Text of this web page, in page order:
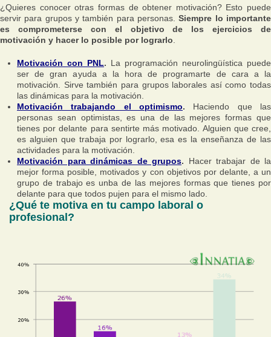
¿Quieres conocer otras formas de obtener motivación? Esto puede
servir para grupos y también para personas.Siempre lo importante
es comprometerse con el objetivo de los ejercicios de
motivación y hacer lo posible por lograrlo
Motivación con PNL. La programación neurolingüística puede
ser de gran ayuda a la hora de programarte de cara a la
motivación. Sirve también para grupos laborales así como todas
las dinámicas para la motivación.
Motivación trabajando el optimismo. Haciendo que las
personas sean optimistas, es una de las mejores formas que
tienes por delante para sentirte más motivado. Alguien que cree,
es alguien que trabaja por lograrlo, esa es la enseñanza de las
actividades para la motivación.
Motivación para dinámicas de grupos. Hacer trabajar de la
mejor forma posible, motivados y con objetivos por delante, a un
grupo de trabajo es unba de las mejores formas que tienes por
delante para que todos pujen para el mismo lado.
¿Qué te motiva en tu campo laboral o
profesional?